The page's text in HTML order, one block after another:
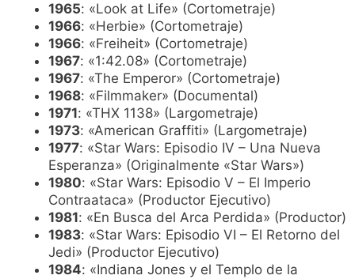
1965: «Look at Life» (Cortometraje)
1966: «Herbie» (Cortometraje)
1966: «Freiheit» (Cortometraje)
1967: «1:42.08» (Cortometraje)
1967: «The Emperor» (Cortometraje)
1968: «Filmmaker» (Documental)
1971: «THX 1138» (Largometraje)
1973: «American Graffiti» (Largometraje)
1977: «Star Wars: Episodio IV – Una Nueva
Esperanza» (Originalmente «Star Wars»)
1980: «Star Wars: Episodio V – El Imperio
Contraataca» (Productor Ejecutivo)
1981: «En Busca del Arca Perdida» (Productor)
1983: «Star Wars: Episodio VI – El Retorno del
Jedi» (Productor Ejecutivo)
1984: «Indiana Jones y el Templo de la